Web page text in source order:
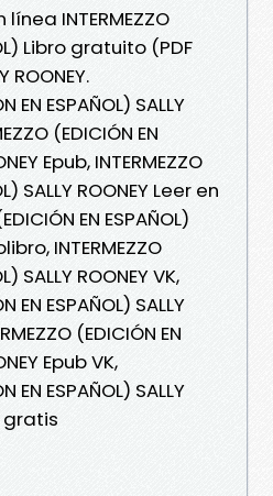
INTERMEZZO
Libro gratuito (PDF
ROONEY.
EN ESPAÑOL) SALLY
(EDICIÓN EN
Epub, INTERMEZZO
SALLY ROONEY Leer en
EN ESPAÑOL)
INTERMEZZO
SALLY ROONEY VK,
EN ESPAÑOL) SALLY
(EDICIÓN EN
Epub VK,
EN ESPAÑOL) SALLY
gratis